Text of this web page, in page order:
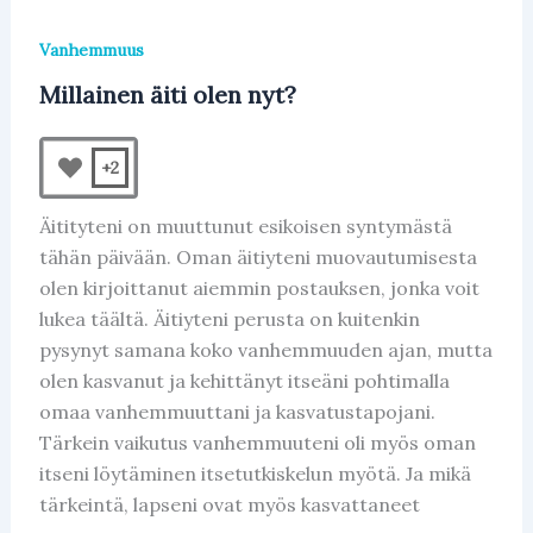
Vanhemmuus
Millainen äiti olen nyt?
+2
Äitityteni on muuttunut esikoisen syntymästä
tähän päivään. Oman äitiyteni muovautumisesta
olen kirjoittanut aiemmin postauksen, jonka voit
lukea täältä. Äitiyteni perusta on kuitenkin
pysynyt samana koko vanhemmuuden ajan, mutta
olen kasvanut ja kehittänyt itseäni pohtimalla
omaa vanhemmuuttani ja kasvatustapojani.
Tärkein vaikutus vanhemmuuteni oli myös oman
itseni löytäminen itsetutkiskelun myötä. Ja mikä
tärkeintä, lapseni ovat myös kasvattaneet